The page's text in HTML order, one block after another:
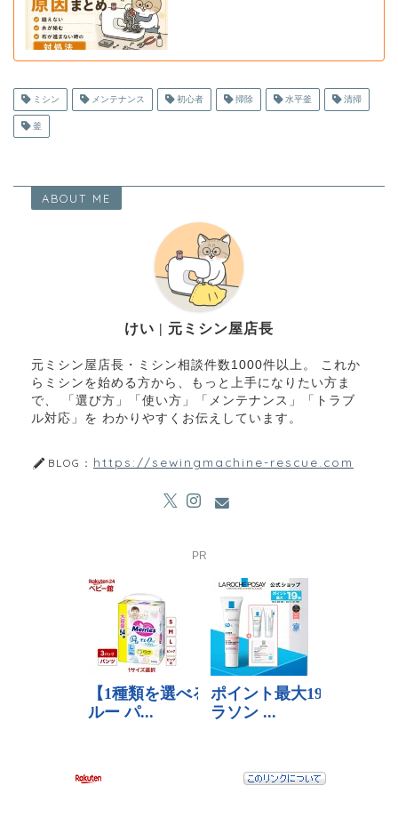
ミシン メンテナンス 初心者 掃除 水平釜 清掃
釜
ABOUT ME
けい | 元ミシン屋店長
元ミシン屋店長・ミシン相談件数1000件以上。 これか
らミシンを始める方から、もっと上手になりたい方ま
で、 「選び方」「使い方」「メンテナンス」「トラブ
ル対応」を わかりやすくお伝えしています。
BLOG： https://sewingmachine-rescue.com
PR